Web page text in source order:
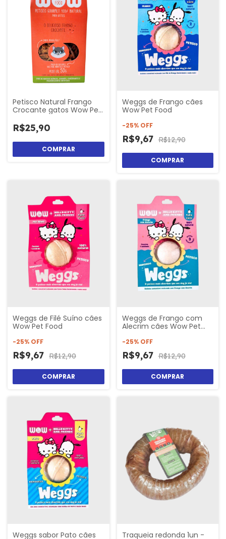
Petisco Natural Frango
Crocante gatos Wow Pet
R$25,90
Weggs de Frango cães
Wow Pet Food
-25% OFF
R$9,67 R$12,90
Weggs de Filé Suíno cães
Wow Pet Food
-25% OFF
R$9,67 R$12,90
Weggs de Frango com
Alecrim cães Wow Pet
-25% OFF
R$9,67 R$12,90
Weggs sabor Pato cães
Traqueia redonda 1un -